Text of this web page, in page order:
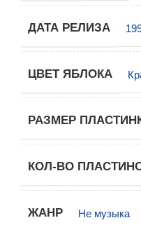
ДАТА РЕЛИЗА
ЦВЕТ ЯБЛОКА
РАЗМЕР
КОЛ-ВО
ЖАНР Не музыка